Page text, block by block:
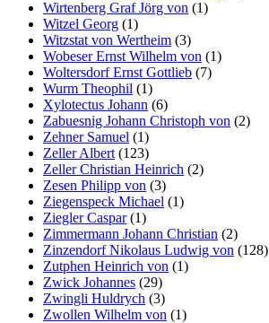
Wirtenberg Graf Jörg von (1)
Witzel Georg (1)
Witzstat von Wertheim (3)
Wobeser Ernst Wilhelm von (1)
Woltersdorf Ernst Gottlieb (7)
Wurm Theophil (1)
Xylotectus Johann (6)
Zabuesnig Johann Christoph von (2)
Zehner Samuel (1)
Zeller Albert (123)
Zeller Christian Heinrich (2)
Zesen Philipp von (3)
Ziegenspeck Michael (1)
Ziegler Caspar(1)
Zimmermann Johann Christian (2)
Zinzendorf Nikolaus Ludwig von (128)
Zutphen Heinrich von (1)
Zwick Johannes (29)
Zwingli Huldrych (3)
Zwollen Wilhelm von (1)